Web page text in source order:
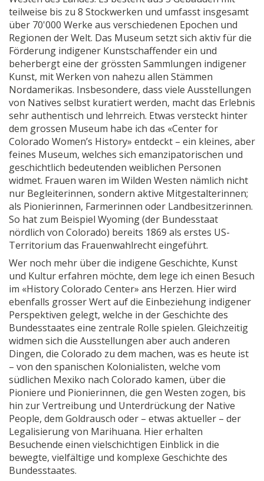
teilweise bis zu 8 Stockwerken und umfasst insgesamt
über 70'000 Werke aus verschiedenen Epochen und
Regionen der Welt. Das Museum setzt sich aktiv für die
Förderung indigener Kunstschaffender ein und
beherbergt eine der grössten Sammlungen indigener
Kunst, mit Werken von nahezu allen Stämmen
Nordamerikas. Insbesondere, dass viele Ausstellungen
von Natives selbst kuratiert werden, macht das Erlebnis
sehr authentisch und lehrreich. Etwas versteckt hinter
dem grossen Museum habe ich das «Center for
Colorado Women’s History» entdeckt – ein kleines, aber
feines Museum, welches sich emanzipatorischen und
geschichtlich bedeutenden weiblichen Personen
widmet. Frauen waren im Wilden Westen nämlich nicht
nur Begleiterinnen, sondern aktive Mitgestalterinnen;
als Pionierinnen, Farmerinnen oder Landbesitzerinnen.
So hat zum Beispiel Wyoming (der Bundesstaat
nördlich von Colorado) bereits 1869 als erstes US-
Territorium das Frauenwahlrecht eingeführt.
Wer noch mehr über die indigene Geschichte, Kunst
und Kultur erfahren möchte, dem lege ich einen Besuch
im «History Colorado Center» ans Herzen. Hier wird
ebenfalls grosser Wert auf die Einbeziehung indigener
Perspektiven gelegt, welche in der Geschichte des
Bundesstaates eine zentrale Rolle spielen. Gleichzeitig
widmen sich die Ausstellungen aber auch anderen
Dingen, die Colorado zu dem machen, was es heute ist
– von den spanischen Kolonialisten, welche vom
südlichen Mexiko nach Colorado kamen, über die
Pioniere und Pionierinnen, die gen Westen zogen, bis
hin zur Vertreibung und Unterdrückung der Native
People, dem Goldrausch oder – etwas aktueller – der
Legalisierung von Marihuana. Hier erhalten
Besuchende einen vielschichtigen Einblick in die
bewegte, vielfältige und komplexe Geschichte des
Bundesstaates.